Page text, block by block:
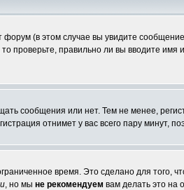
(в этом случае вы увидите
проверьте, правильно ли вы вводите
сообщения или нет. Тем не менее,
отнимет у вас всего пару минут,
время. Это сделано для того,
, но мы не рекомендуем вам делать это на